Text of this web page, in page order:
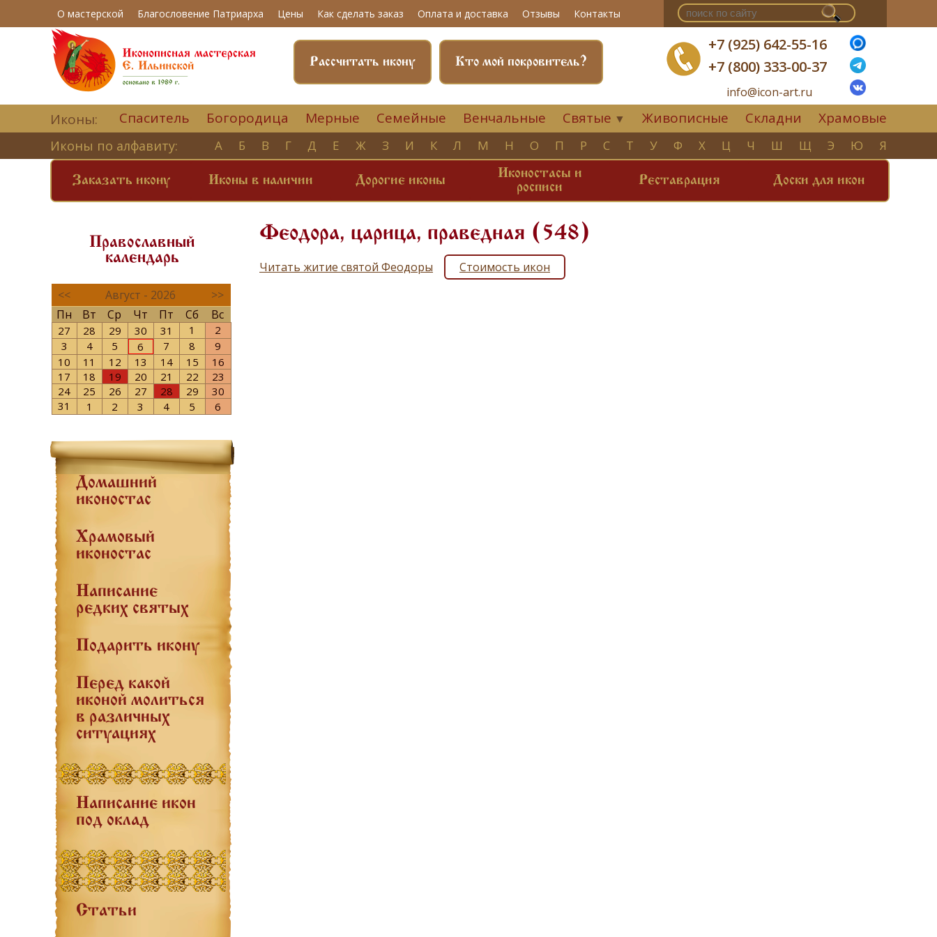
О мастерской Благословение Патриарха Цены Как сделать заказ Оплата и доставка Отзывы Контакты
+7 (925) 642-55-16
+7 (800) 333-00-37
info@icon-art.ru
Кто мой покровитель?
Рассчитать икону
Иконы: Спаситель Богородица Мерные Семейные Венчальные Святые ▼ Живописные Складни Храмовые
Иконы по алфавиту: А Б В Г Д Е Ж З И К Л М Н О П Р С Т У Ф Х Ц Ч Ш Щ Э Ю Я
Заказать икону Иконы в наличии Дорогие иконы
Иконостасы и
росписи
Реставрация Доски для икон
Православный
календарь
<< Август - 2026
>>
Пн
Вт Ср Чт Пт Сб Вс
27 28 29 30 31 1
2
3
4 5 6 7 8
9
10
11 12 13 14 15
16
17
18 19 20 21 22
23
24
25 26 27 28 29
30
31
1 2 3 4 5 6
Домашний
иконостас
Храмовый
иконостас
Написание
редких святых
Подарить икону
Перед какой
иконой молиться
в различных
ситуациях
Написание икон
под оклад
Статьи
Феодора, царица, праведная (548)
Читать житие святой Феодоры Стоимость икон